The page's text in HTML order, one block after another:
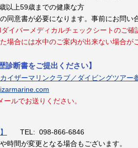
以上59歳までの健康な方
同意書が必要になります。事前にお問い
イバーメディカルチェックシートのご確
場合には水中のご案内が出来ない場合が
診断書をご提出ください】
ザーマリンクラブ／ダイビングツアー
ルでお送りください。
TEL: 098-866-6846
時間が変更となる場合もございます。